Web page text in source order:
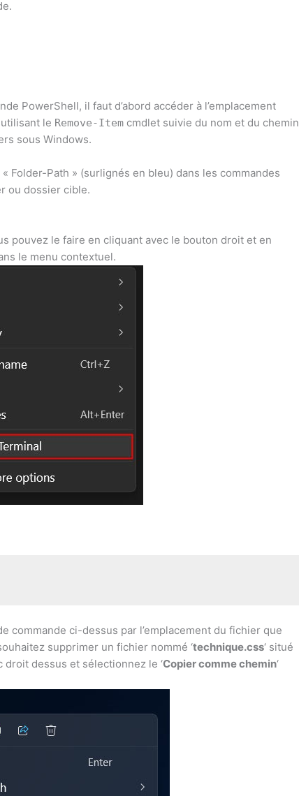
PowerShell, il faut d’abord accéder à l’emplacement
le Remove-Item cmdlet suivie du nom et du chemin
sous Windows.
Folder-Path » (surlignés en bleu) dans les commandes
ou dossier cible.
pouvez le faire en cliquant avec le bouton droit et en
le menu contextuel.
commande ci-dessus par l’emplacement du fichier que
supprimer un fichier nommé ‘technique.css‘ situé
dessus et sélectionnez le ‘Copier comme chemin‘